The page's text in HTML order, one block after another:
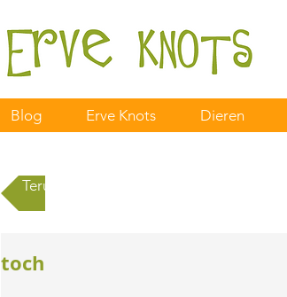
Blog Erve Knots Dieren
Terug naar alle berichten
toch